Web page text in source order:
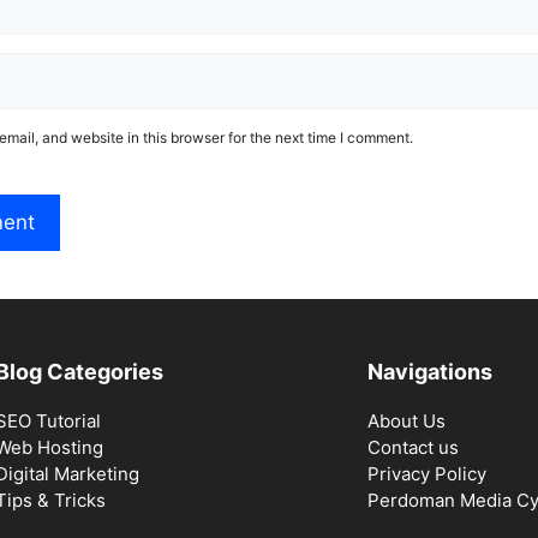
and website in this browser for the next time I comment.
Categories
Tutorial
Hosting
Marketing
& Tricks
Navigations
About Us
Contact us
Privacy Policy
Perdoman Media